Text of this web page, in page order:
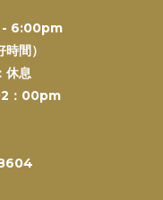
- 6:00pm
間）
休息
：00pm